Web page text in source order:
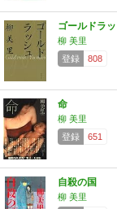
ゴールドラ
柳 美里
登録
808
命
柳 美里
登録
651
自殺の国
柳 美里